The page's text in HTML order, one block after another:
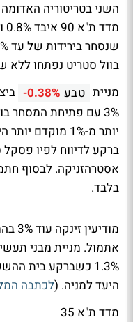
בוול סטריט נפתחו ללא
מניית טבע -0.38%
3% עם פתיחת המסחר
ברקע לדיווח לפיו פסקל
בלבד.
1.3% כשברקע בית
היעד למניה. (לכתבה
מדד ת"א 35